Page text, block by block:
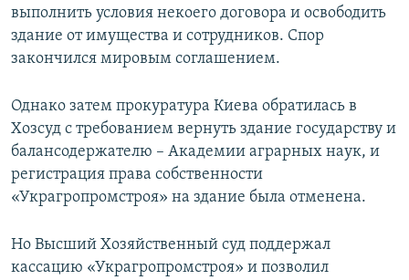
выполнить условия некоего договора и освободить
здание от имущества и сотрудников. Спор
закончился мировым соглашением.
Однако затем прокуратура Киева обратилась в
Хозсуд с требованием вернуть здание государству и
балансодержателю – Академии аграрных наук, и
регистрация права собственности
«Украгропромстроя» на здание была отменена.
Но Высший Хозяйственный суд поддержал
кассацию «Украгропромстроя» и позволил